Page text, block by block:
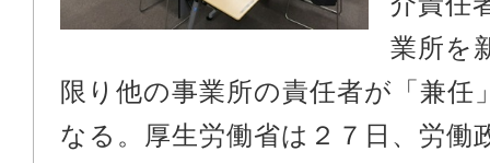
業所を
限り他の事業所の責任者が「兼任
なる。厚生労働省は２７日、労働